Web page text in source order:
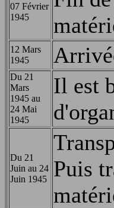
07 Février
1945
12 Mars
1945
Du 21
Mars
1945 au
24 Mai
1945
Il est
Du 21
Juin au 24
Juin 1945
Puis